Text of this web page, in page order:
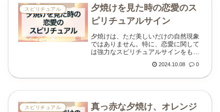
スピリチュアル
夕焼けを見た時の恋愛のス
ピリチュアルサイン
夕焼けは、ただ美しいだけの自然現象
ではありません。特に、恋愛に関して
は強力なスピリチュアルサインをもた
空がオレンジや赤色に染まる瞬間、そ
2024.10.08 0
スピリチュアル
真っ赤な夕焼け、オレンジ